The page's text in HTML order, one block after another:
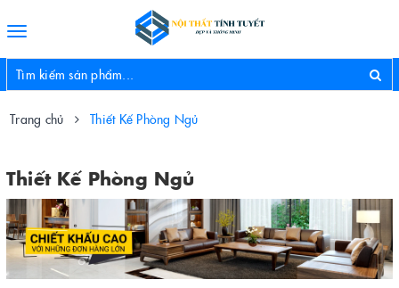
Toggle
Trang chủ Thiết Kế Phòng Ngủ
Thiết Kế Phòng Ngủ